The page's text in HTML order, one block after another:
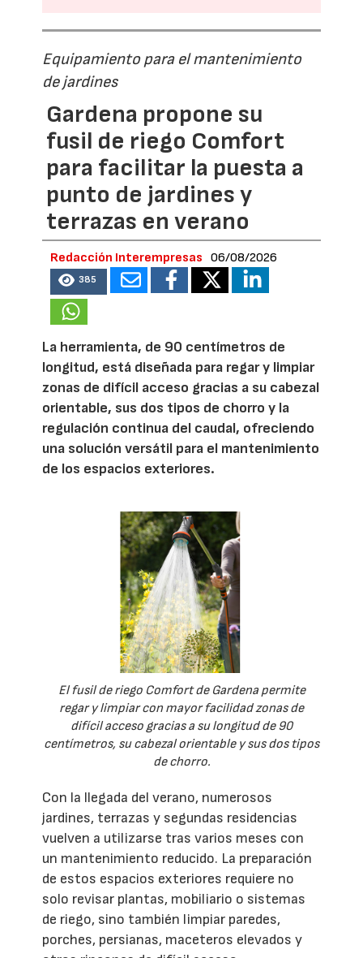
Equipamiento para el mantenimiento
de jardines
Gardena propone su
fusil de riego Comfort
para facilitar la puesta a
punto de jardines y
terrazas en verano
Redacción Interempresas 06/08/2026
385
La herramienta, de 90 centímetros de
longitud, está diseñada para regar y limpiar
zonas de difícil acceso gracias a su cabezal
orientable, sus dos tipos de chorro y la
regulación continua del caudal, ofreciendo
una solución versátil para el mantenimiento
de los espacios exteriores.
El fusil de riego Comfort de Gardena permite
regar y limpiar con mayor facilidad zonas de
difícil acceso gracias a su longitud de 90
centímetros, su cabezal orientable y sus dos tipos
de chorro.
Con la llegada del verano, numerosos
jardines, terrazas y segundas residencias
vuelven a utilizarse tras varios meses con
un mantenimiento reducido. La preparación
de estos espacios exteriores requiere no
solo revisar plantas, mobiliario o sistemas
de riego, sino también limpiar paredes,
porches, persianas, maceteros elevados y